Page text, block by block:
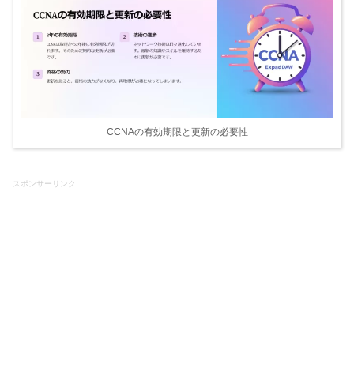
CCNAの有効期限と更新の必要性
スポンサーリンク